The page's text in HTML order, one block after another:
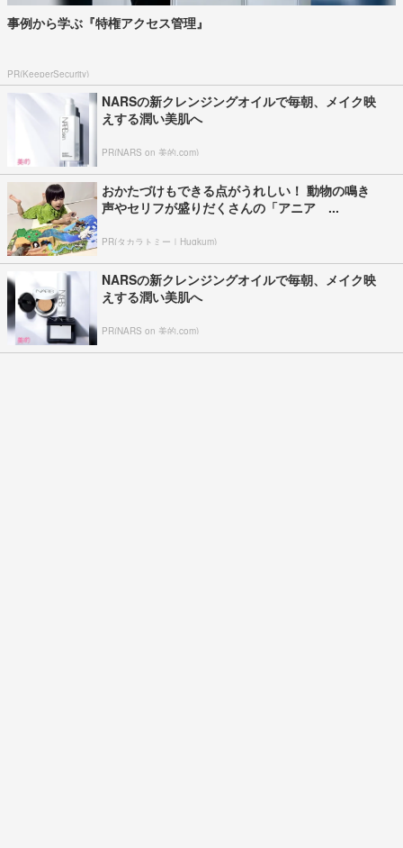
事例から学ぶ『特権アクセス管理』
PR(KeeperSecurity)
NARSの新クレンジングオイルで毎朝、メイク映
えする潤い美肌へ
PR(NARS on 美的.com)
おかたづけもできる点がうれしい！ 動物の鳴き
声やセリフが盛りだくさんの「アニア ...
PR(タカラトミー｜Hugkum)
NARSの新クレンジングオイルで毎朝、メイク映
えする潤い美肌へ
PR(NARS on 美的.com)